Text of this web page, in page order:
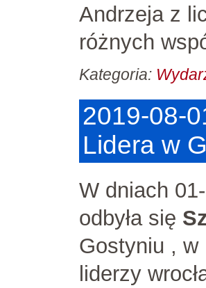
Andrzeja z
różnych
Kategoria:
2019-08-
Lidera w
W dniach
odbyła się
Gostyniu , w
liderzy